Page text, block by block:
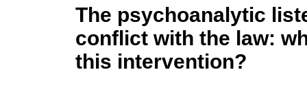
The psychoanalytic
conflict with the law:
this intervention?